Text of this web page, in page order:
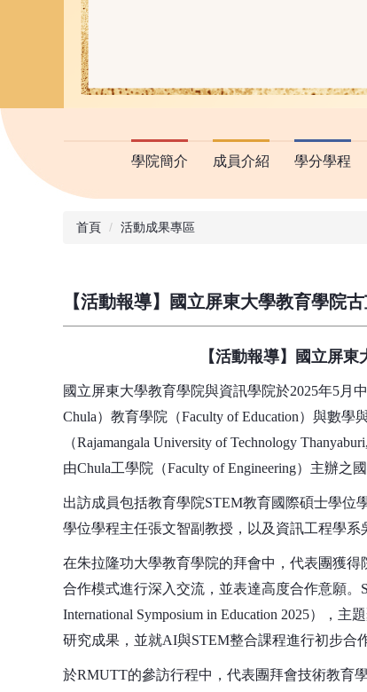
學院簡介 成員介紹 學分學程
首頁 活動成果專區
【活動報導】國立屏東大學教育學院
【活動報導】國立屏
國立屏東大學教育學院與資訊學院於2025年5月
Chula）教育學院（Faculty of Education）與數學
（Rajamangala University of Technology
由Chula工學院（Faculty of Engineering）主辦之
出訪成員包括教育學院STEM教育國際碩士學
學位學程主任張文智副教授，以及資訊工程學
在朱拉隆功大學教育學院的拜會中，代表團獲得
合作模式進行深入交流，並表達高度合作意願。
International Symposium in Education 2025），
研究成果，並就AI與STEM整合課程進行初步合
於RMUTT的參訪行程中，代表團拜會技術教育